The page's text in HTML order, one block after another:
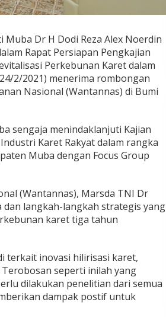
Dr H Dodi Reza Alex Noerdin
Rapat Persiapan Pengkajian
Perkebunan Karet dalam
2/2021) menerima rombongan
Nasional (Wantannas) di Bumi
sengaja menindaklanjuti Kajian
Karet Rakyat dalam rangka
Muba dengan Focus Group
(Wantannas), Marsda TNI Dr
langkah-langkah strategis yang
karet tiga tahun
terkait inovasi hilirisasi karet,
seperti inilah yang
dilakukan penelitian dari semua
dampak postif untuk